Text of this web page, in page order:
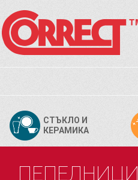
СТЪКЛО И
КЕРАМИКА
ПЕПЕЛНИЦИ